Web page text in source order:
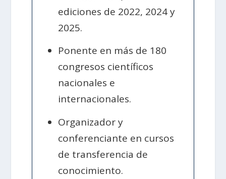
ediciones de 2022, 2024 y
2025.
Ponente en más de 180
congresos científicos
nacionales e
internacionales.
Organizador y
conferenciante en cursos
de transferencia de
conocimiento.